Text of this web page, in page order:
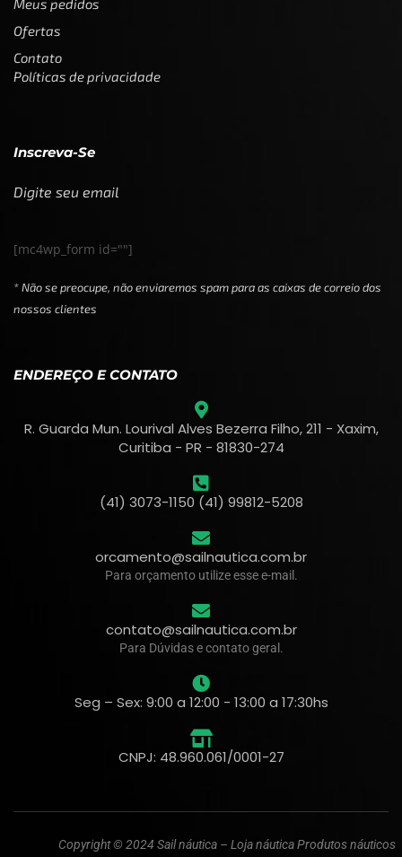
Meus pedidos
Ofertas
Contato
Políticas de privacidade
Inscreva-Se
Digite seu email
[mc4wp_form id=""]
* Não se preocupe, não enviaremos spam para as caixas de correio dos
nossos clientes
ENDEREÇO E CONTATO
R. Guarda Mun. Lourival Alves Bezerra Filho, 211 - Xaxim,
Curitiba - PR - 81830-274
(41) 3073-1150 (41) 99812-5208
orcamento@sailnautica.com.br
Para orçamento utilize esse e-mail.
contato@sailnautica.com.br
Para Dúvidas e contato geral.
Seg – Sex: 9:00 a 12:00 - 13:00 a 17:30hs
CNPJ: 48.960.061/0001-27
Copyright © 2024 Sail náutica – Loja náutica Produtos náuticos